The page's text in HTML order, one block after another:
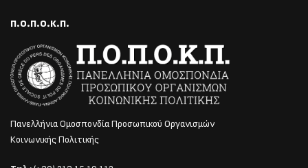
Π.Ο.Π.Ο.Κ.Π.
Πανελλήνια Ομοσπονδία Προσωπικού Οργανισμών
Κοινωνικής Πολιτικής